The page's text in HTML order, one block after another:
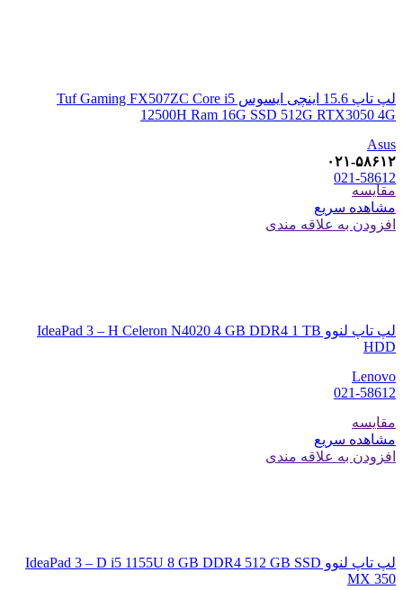
لپ تاپ 15.6 اینچی ایسوس Tuf Gaming FX507ZC Core i5
12500H Ram 16G SSD 512G RTX3050 4G
Asus
۰۲۱-۵۸۶۱۲
021-58612
مقایسه
مشاهده سریع
افزودن به علاقه مندی
لپ تاپ لنوو IdeaPad 3 – H Celeron N4020 4 GB DDR4 1 TB
HDD
Lenovo
021-58612
مقایسه
مشاهده سریع
افزودن به علاقه مندی
لپ تاپ لنوو IdeaPad 3 – D i5 1155U 8 GB DDR4 512 GB SSD
MX 350